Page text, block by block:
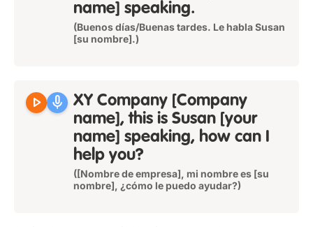
name] speaking.
(Buenos días/Buenas tardes. Le habla Susan
[su nombre].)
play_arrow mic XY Company [Company
name], this is Susan [your
name] speaking, how can I
help you?
([Nombre de empresa], mi nombre es [su
nombre], ¿cómo le puedo ayudar?)